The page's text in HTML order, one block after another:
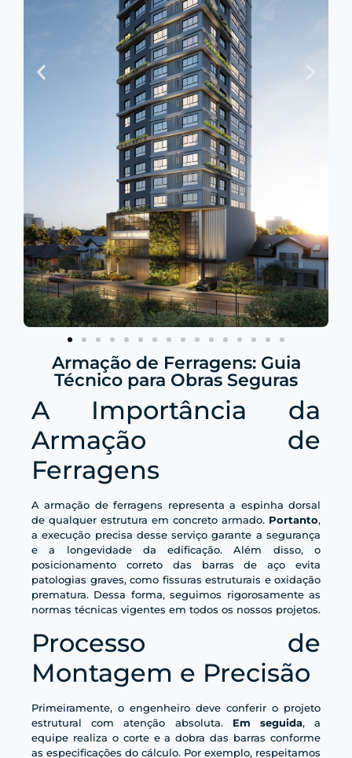
Armação de Ferragens: Guia
Técnico para Obras Seguras
A Importância da
Armação de
Ferragens
A armação de ferragens representa a espinha dorsal
de qualquer estrutura em concreto armado. Portanto,
a execução precisa desse serviço garante a segurança
e a longevidade da edificação. Além disso, o
posicionamento correto das barras de aço evita
patologias graves, como fissuras estruturais e oxidação
prematura. Dessa forma, seguimos rigorosamente as
normas técnicas vigentes em todos os nossos projetos.
Processo de
Montagem e Precisão
Primeiramente, o engenheiro deve conferir o projeto
estrutural com atenção absoluta. Em seguida, a
equipe realiza o corte e a dobra das barras conforme
as especificações do cálculo. Por exemplo, respeitamos